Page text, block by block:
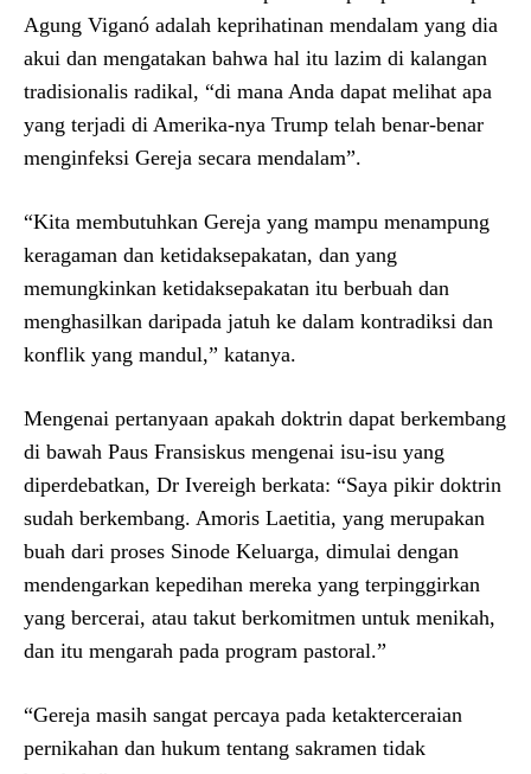
Agung Viganó adalah keprihatinan mendalam yang dia
akui dan mengatakan bahwa hal itu lazim di kalangan
tradisionalis radikal, “di mana Anda dapat melihat apa
yang terjadi di Amerika-nya Trump telah benar-benar
menginfeksi Gereja secara mendalam”.
“Kita membutuhkan Gereja yang mampu menampung
keragaman dan ketidaksepakatan, dan yang
memungkinkan ketidaksepakatan itu berbuah dan
menghasilkan daripada jatuh ke dalam kontradiksi dan
konflik yang mandul,” katanya.
Mengenai pertanyaan apakah doktrin dapat berkembang
di bawah Paus Fransiskus mengenai isu-isu yang
diperdebatkan, Dr Ivereigh berkata: “Saya pikir doktrin
sudah berkembang. Amoris Laetitia, yang merupakan
buah dari proses Sinode Keluarga, dimulai dengan
mendengarkan kepedihan mereka yang terpinggirkan
yang bercerai, atau takut berkomitmen untuk menikah,
dan itu mengarah pada program pastoral.”
“Gereja masih sangat percaya pada ketakterceraian
pernikahan dan hukum tentang sakramen tidak